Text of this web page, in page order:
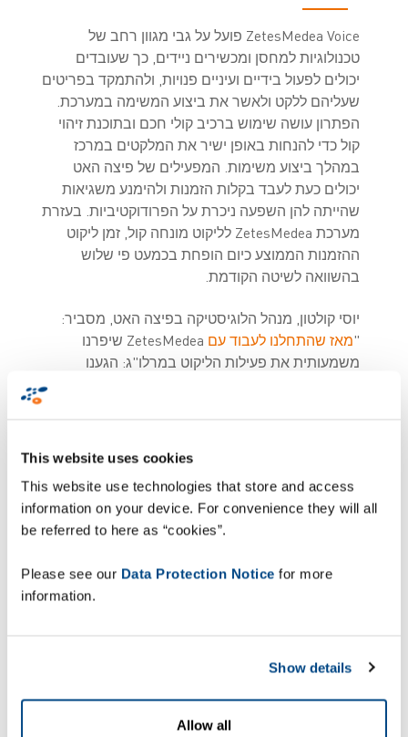
This website uses cookies
This website use technologies that store and access
information on your device. For convenience they will all
be referred to here as “cookies”.
Please see our Data Protection Notice for more
information.
Show details
Allow all
ZetesMedea Voice פועל על גבי מגוון רחב של
טכנולוגיות למחסן ומכשירים ניידים, כך שעובדים
יכולים לפעול בידיים ועיניים פנויות, ולהתמקד בפריטים
שעליהם ללקט ולאשר את ביצוע המשימה במערכת.
הפתרון עושה שימוש ברכיב קולי חכם ובתוכנת זיהוי
קול כדי להנחות באופן ישיר את המלקטים במרכז
במהלך ביצוע משימות. המפעילים של פיצה האט
יכולים כעת לעבד בקלות הזמנות ולהימנע משגיאות
שהייתה להן השפעה ניכרת על הפרודוקטיביות. בעזרת
מערכת ZetesMedea לליקוט מונחה קול, זמן ליקוט
ההזמנות הממוצע כיום הופחת בכמעט פי שלוש
בהשוואה לשיטה הקודמת.
יוסי קולטון, מנהל הלוגיסטיקה בפיצה האט, מסביר:
"מאז שהתחלנו לעבוד עם ZetesMedea שיפרנו
משמעותית את פעילות הליקוט במרלו"ג: הגענו
והידידותיות למשתמש שהוא מציע, הוא אפשר לנו
"מאז שהתחלנו לעבוד
הליקוט במרלו"ג: הגענו
לשיעור של 99.6% בדיוק
ההזמנות, ולשיפור של